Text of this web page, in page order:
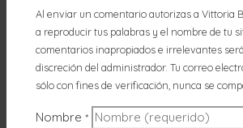
Al enviar un comentario autorizas a Vittoria
a reproducir tus palabras y el nombre de tu
comentarios inapropiados e irrelevantes
discreción del administrador. Tu correo
sólo con fines de verificación, nunca se
Nombre *